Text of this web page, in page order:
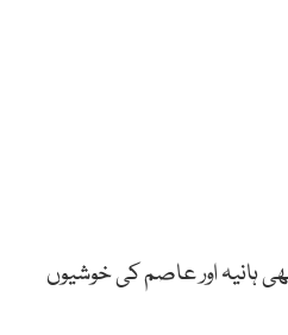
ہانیہ اور عاصم کی خوشیوں